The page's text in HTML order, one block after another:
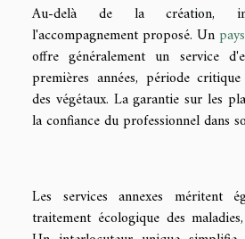
Au-delà de la création,
l'accompagnement proposé. Un
offre généralement un service
premières années, période
des végétaux. La garantie sur les
la confiance du professionnel dans
Les services annexes méritent
traitement écologique des